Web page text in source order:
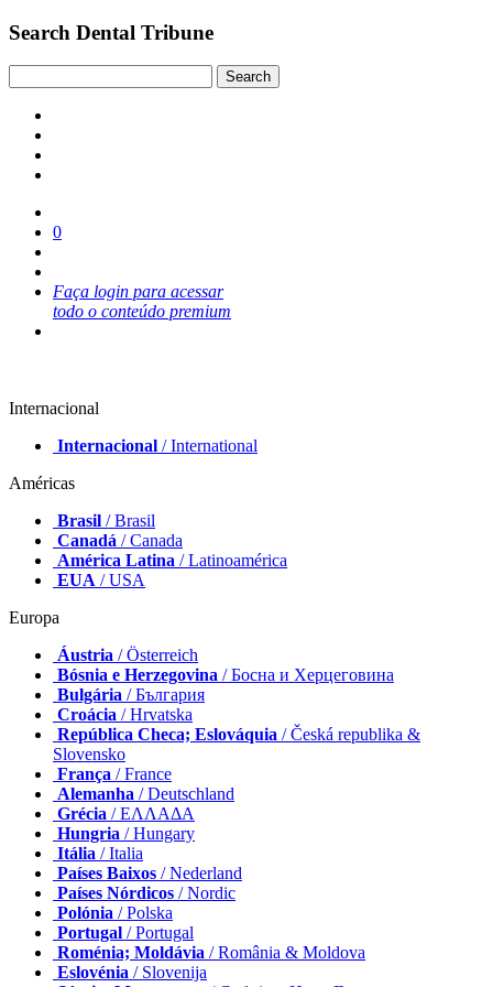
Search Dental Tribune
0
Faça login para acessar
todo o conteúdo premium
Internacional
Internacional / International
Américas
Brasil / Brasil
Canadá / Canada
América Latina / Latinoamérica
EUA / USA
Europa
Áustria / Österreich
Bósnia e Herzegovina / Босна и Херцеговина
Bulgária / България
Croácia / Hrvatska
República Checa; Eslováquia / Česká republika &
Slovensko
França / France
Alemanha / Deutschland
Grécia / ΕΛΛΑΔΑ
Hungria / Hungary
Itália / Italia
Países Baixos / Nederland
Países Nórdicos / Nordic
Polónia / Polska
Portugal / Portugal
Roménia; Moldávia / România & Moldova
Eslovénia / Slovenija